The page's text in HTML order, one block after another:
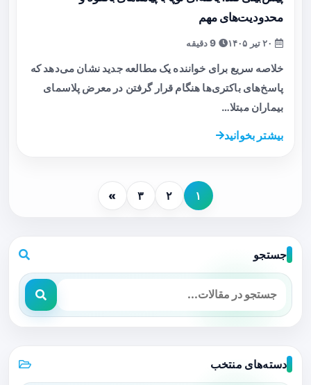
محدودیت‌های مهم
خلاصه سریع برای خواننده یک مطالعه جدید نشان می‌دهد که
پاسخ‌های باکتری‌ها هنگام قرار گرفتن در معرض پلاسمای
بیماران مبتلا…
بیشتر بخوانید
۱ ۲ ۳ »
جستجو
دسته‌های منتخب